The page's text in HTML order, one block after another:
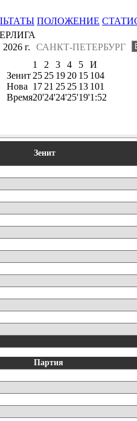
ПОЛОЖЕНИЕ
САНКТ-ПЕТЕРБУРГ
г.
1 2 3 4 5
И
Зенит 25 25 19 20 15 104
Нова 17 21 25 25 13 101
Время20'24'24'25'19'1:52
Зенит
Партия